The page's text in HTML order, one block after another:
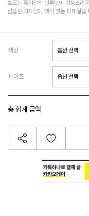
흐르는 훌라인의 실루엣이 여성스러
심플한 디자인에 엣지 있는 디테일을
색상
사이즈
총 합계 금액